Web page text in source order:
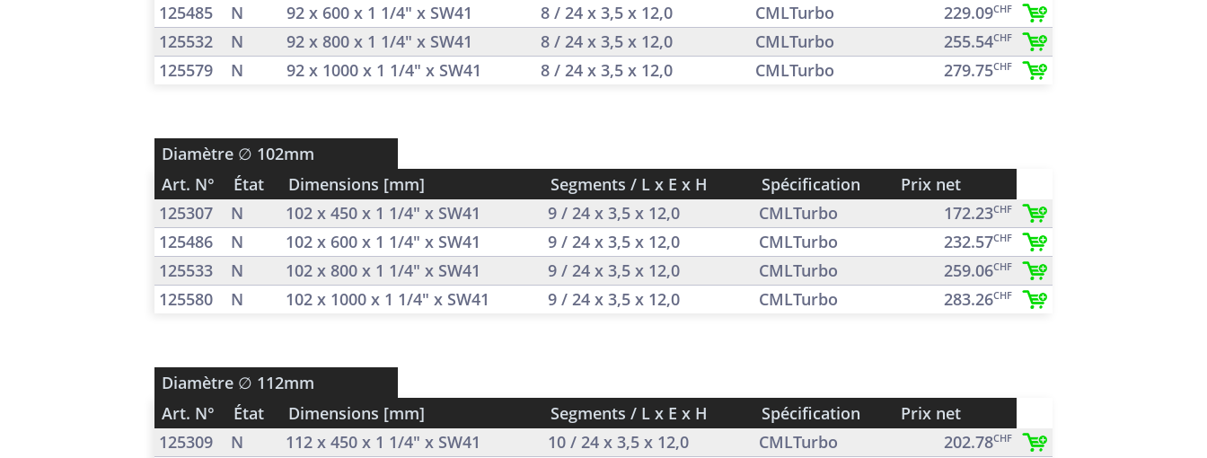
125485 N 92 x 600 x 1 1/4" x SW41 8 / 24 x 3,5 x 12,0 CMLTurbo 229.09CHF
125532 N 92 x 800 x 1 1/4" x SW41 8 / 24 x 3,5 x 12,0 CMLTurbo 255.54CHF
125579 N 92 x 1000 x 1 1/4" x SW41 8 / 24 x 3,5 x 12,0 CMLTurbo 279.75CHF
Diamètre ∅ 102mm
Art. N°
État Dimensions [mm] Segments / L x E x H Spécification
Prix net
125307
N 102 x 450 x 1 1/4" x SW41 9 / 24 x 3,5 x 12,0 CMLTurbo 172.23CHF
125486 N 102 x 600 x 1 1/4" x SW41 9 / 24 x 3,5 x 12,0 CMLTurbo 232.57CHF
125533 N 102 x 800 x 1 1/4" x SW41 9 / 24 x 3,5 x 12,0 CMLTurbo 259.06CHF
125580 N 102 x 1000 x 1 1/4" x SW41 9 / 24 x 3,5 x 12,0 CMLTurbo 283.26CHF
Diamètre ∅ 112mm
Art. N°
État Dimensions [mm] Segments / L x E x H Spécification
Prix net
125309
N 112 x 450 x 1 1/4" x SW41 10 / 24 x 3,5 x 12,0 CMLTurbo 202.78CHF